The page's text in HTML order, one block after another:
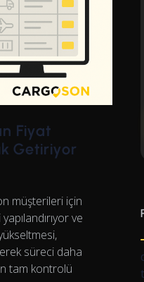
Fiyat
Getiriyor
müşterileri için
ve
süreci daha
tam kontrolü